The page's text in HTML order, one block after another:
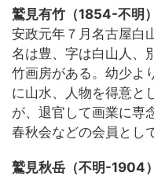
鷲見有竹（1854-不明
安政元年７月名古屋白
名は豊、字は白山人、
竹画房がある。幼少よ
に山水、人物を得意と
が、退官して画業に専
春秋会などの会員とし
鷲見秋岳（不明-1904